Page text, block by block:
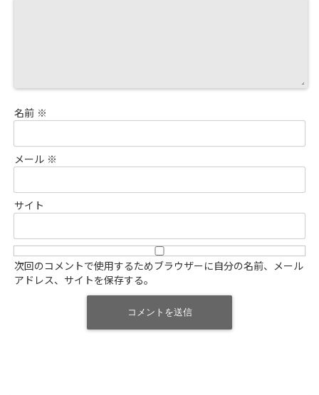
名前 ※
メール ※
サイト
次回のコメントで使用するためブラウザーに自分の名前、メール
アドレス、サイトを保存する。